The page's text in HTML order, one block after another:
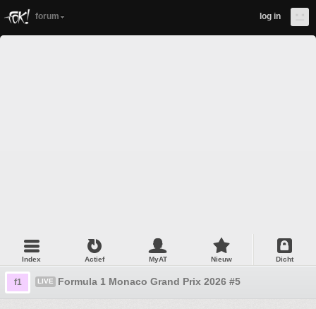
forum log in
Index Actief MyAT Nieuw Dicht
f1 LIVE Formula 1 Monaco Grand Prix 2026 #5